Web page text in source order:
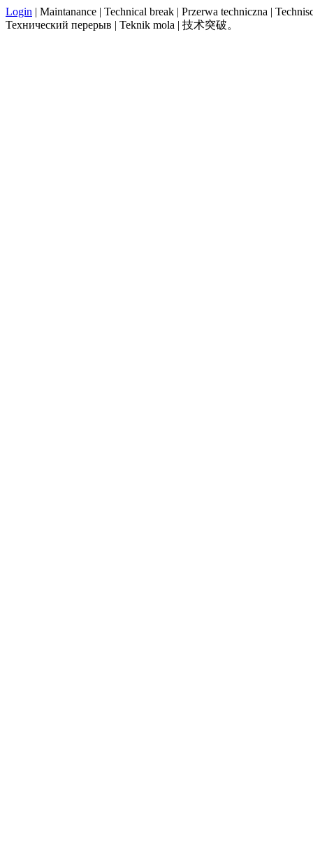
Login | Maintanance | Technical break | Przerwa techniczna |
Технический перерыв | Teknik mola | 技术突破。